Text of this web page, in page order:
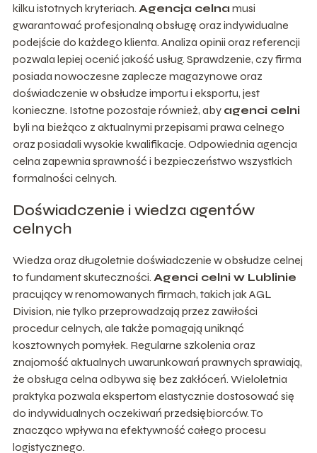
kilku istotnych kryteriach. Agencja celna musi
gwarantować profesjonalną obsługę oraz indywidualne
podejście do każdego klienta. Analiza opinii oraz referencji
pozwala lepiej ocenić jakość usług. Sprawdzenie, czy firma
posiada nowoczesne zaplecze magazynowe oraz
doświadczenie w obsłudze importu i eksportu, jest
konieczne. Istotne pozostaje również, aby agenci celni
byli na bieżąco z aktualnymi przepisami prawa celnego
oraz posiadali wysokie kwalifikacje. Odpowiednia agencja
celna zapewnia sprawność i bezpieczeństwo wszystkich
formalności celnych.
Doświadczenie i wiedza agentów
celnych
Wiedza oraz długoletnie doświadczenie w obsłudze celnej
to fundament skuteczności. Agenci celni w Lublinie
pracujący w renomowanych firmach, takich jak AGL
Division, nie tylko przeprowadzają przez zawiłości
procedur celnych, ale także pomagają uniknąć
kosztownych pomyłek. Regularne szkolenia oraz
znajomość aktualnych uwarunkowań prawnych sprawiają,
że obsługa celna odbywa się bez zakłóceń. Wieloletnia
praktyka pozwala ekspertom elastycznie dostosować się
do indywidualnych oczekiwań przedsiębiorców. To
znacząco wpływa na efektywność całego procesu
logistycznego.